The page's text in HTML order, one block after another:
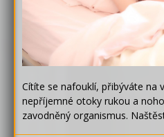
Cítíte se nafouklí, přibýváte na
nepříjemné otoky rukou a
zavodněný organismus.